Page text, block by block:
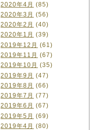
2020年4月 (85)
2020年3月 (56)
2020年2月 (40)
2020年1月 (39)
2019年12月 (61)
2019年11月 (67)
2019年10月 (35)
2019年9月 (47)
2019年8月 (66)
2019年7月 (77)
2019年6月 (67)
2019年5月 (69)
2019年4月 (80)